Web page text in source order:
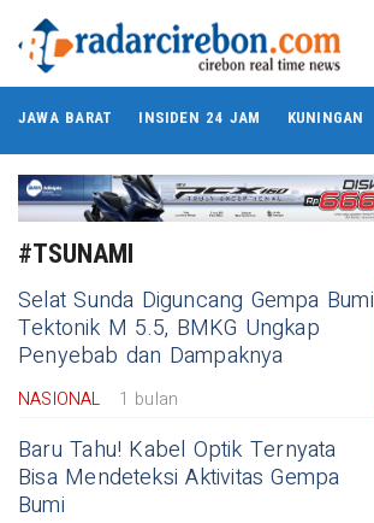
JAWA BARAT INSIDEN 24 JAM KUNINGAN
#TSUNAMI
Selat Sunda Diguncang Gempa Bumi
Tektonik M 5.5, BMKG Ungkap
Penyebab dan Dampaknya
NASIONAL 1 bulan
Baru Tahu! Kabel Optik Ternyata
Bisa Mendeteksi Aktivitas Gempa
Bumi